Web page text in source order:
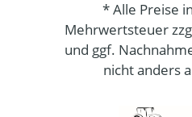
* Alle Preise
Mehrwertsteuer
und ggf.
nicht anders